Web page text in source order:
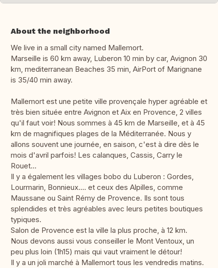
About the neighborhood
We live in a small city named Mallemort.
Marseille is 60 km away, Luberon 10 min by car, Avignon 30
km, mediterranean Beaches 35 min, AirPort of Marignane
is 35/40 min away.
Mallemort est une petite ville provençale hyper agréable et
très bien située entre Avignon et Aix en Provence, 2 villes
qu'il faut voir! Nous sommes à 45 km de Marseille, et à 45
km de magnifiques plages de la Méditerranée. Nous y
allons souvent une journée, en saison, c'est à dire dès le
mois d'avril parfois! Les calanques, Cassis, Carry le
Rouet...
Il y a également les villages bobo du Luberon : Gordes,
Lourmarin, Bonnieux.... et ceux des Alpilles, comme
Maussane ou Saint Rémy de Provence. Ils sont tous
splendides et très agréables avec leurs petites boutiques
typiques.
Salon de Provence est la ville la plus proche, à 12 km.
Nous devons aussi vous conseiller le Mont Ventoux, un
peu plus loin (1h15) mais qui vaut vraiment le détour!
Il y a un joli marché à Mallemort tous les vendredis matins.